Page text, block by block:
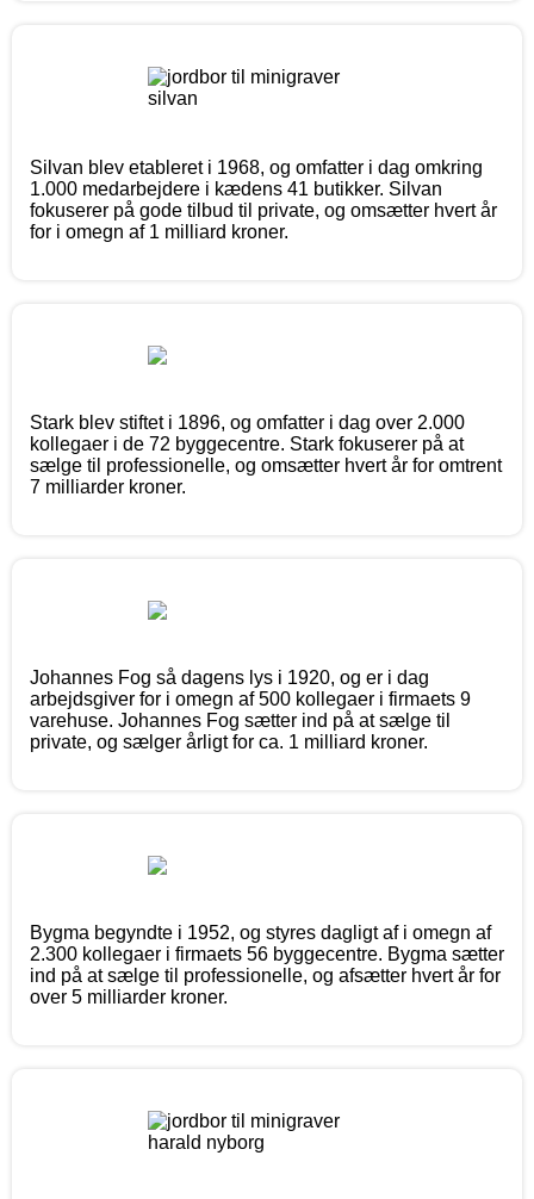
Silvan blev etableret i 1968, og omfatter i dag omkring
1.000 medarbejdere i kædens 41 butikker. Silvan
fokuserer på gode tilbud til private, og omsætter hvert år
for i omegn af 1 milliard kroner.
Stark blev stiftet i 1896, og omfatter i dag over 2.000
kollegaer i de 72 byggecentre. Stark fokuserer på at
sælge til professionelle, og omsætter hvert år for omtrent
7 milliarder kroner.
Johannes Fog så dagens lys i 1920, og er i dag
arbejdsgiver for i omegn af 500 kollegaer i firmaets 9
varehuse. Johannes Fog sætter ind på at sælge til
private, og sælger årligt for ca. 1 milliard kroner.
Bygma begyndte i 1952, og styres dagligt af i omegn af
2.300 kollegaer i firmaets 56 byggecentre. Bygma sætter
ind på at sælge til professionelle, og afsætter hvert år for
over 5 milliarder kroner.